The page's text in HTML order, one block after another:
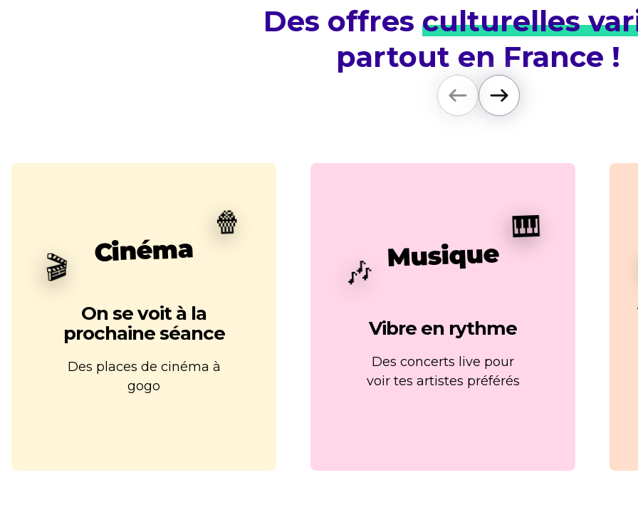
Des offres culturelles
partout en France !
Cinéma
🎬
🍿
On se voit à la
prochaine séance
Des places de cinéma à
gogo
Musique
🎶
🎹
Vibre en rythme
Des concerts live pour
voir tes artistes préférés